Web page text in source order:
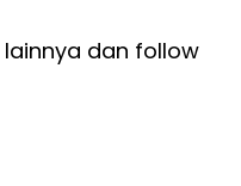
dan follow